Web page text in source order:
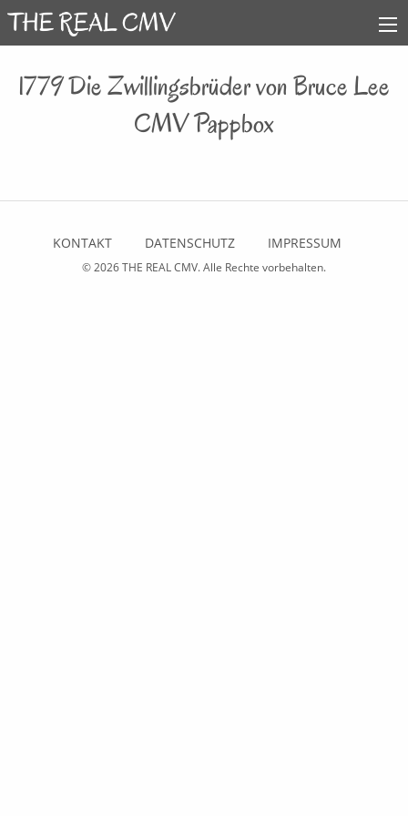
1779 Die Zwillingsbrüder von Bruce Lee
CMV Pappbox
KONTAKT DATENSCHUTZ IMPRESSUM
© 2026THE REAL CMV. Alle Rechte vorbehalten.